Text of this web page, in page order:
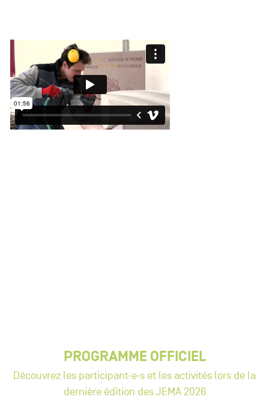
PROGRAMME OFFICIEL
Découvrez les participant·e·s et les activités lors de la
dernière édition des JEMA 2026